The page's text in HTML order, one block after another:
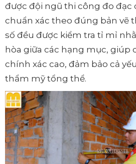
được đội ngũ thi công đo đạc
chuẩn xác theo đúng bản vẽ
số đều được kiểm tra tỉ mỉ
hòa giữa các hạng mục, giúp
chính xác cao, đảm bảo cả
thẩm mỹ tổng thể.